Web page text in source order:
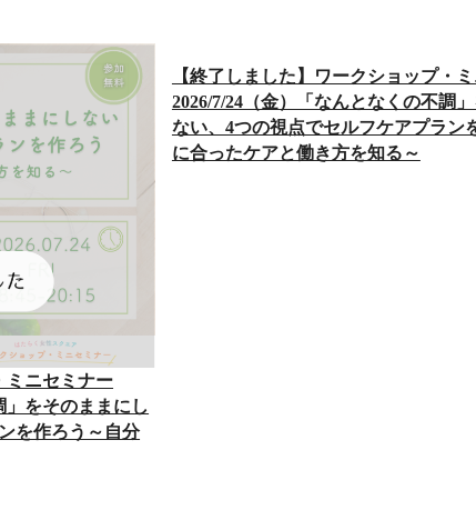
ミニセミナー
」をそのままにし
を作ろう～自分
【終了しました】ワークショップ・
2026/7/24（金）「なんとなくの不調
ない、4つの視点でセルフケアプラン
に合ったケアと働き方を知る～